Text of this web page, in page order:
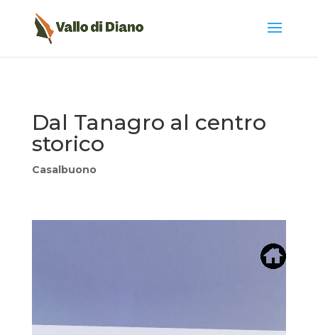
Dal Tanagro al centro
storico
Casalbuono